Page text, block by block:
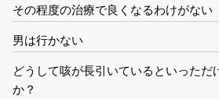
その程度の治療で良くなるわけがない
男は行かない
どうして咳が長引いているといっただ
か？